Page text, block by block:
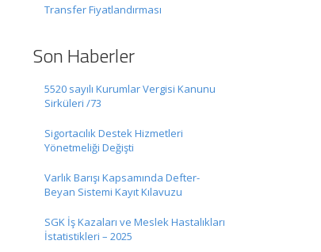
Transfer Fiyatlandırması
Son Haberler
5520 sayılı Kurumlar Vergisi Kanunu
Sirküleri /73
Sigortacılık Destek Hizmetleri
Yönetmeliği Değişti
Varlık Barışı Kapsamında Defter-
Beyan Sistemi Kayıt Kılavuzu
SGK İş Kazaları ve Meslek Hastalıkları
İstatistikleri – 2025